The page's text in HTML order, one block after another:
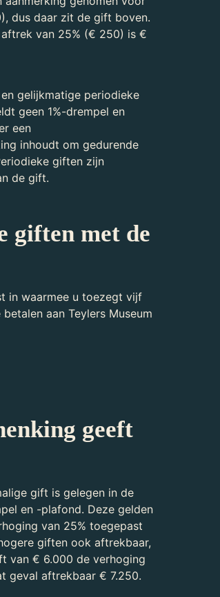
dus daar zit de gift boven.
van 25% (€ 250) is €
gelijkmatige periodieke
geen 1%-drempel en
een
inhoudt om gedurende
giften zijn
de gift.
giften met de
in waarmee u toezegt vijf
aan Teylers Museum
geeft
gift is gelegen in de
en -plafond. Deze gelden
van 25% toegepast
giften ook aftrekbaar,
van € 6.000 de verhoging
geval aftrekbaar € 7.250.